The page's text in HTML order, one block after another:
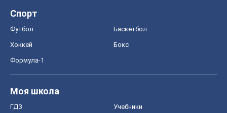
Спорт
Футбол Баскетбол
Хоккей Бокс
Формула-1
Моя школа
ГДЗ Учебники